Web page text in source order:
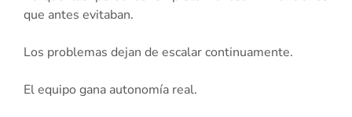
que antes evitaban.
Los problemas dejan de escalar continuamente.
El equipo gana autonomía real.